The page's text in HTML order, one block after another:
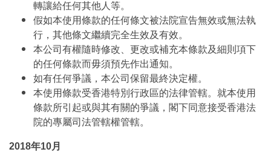
轉讓給任何其他人等。
假如本使用條款的任何條文被法院宣告無效或無法執
行，其他條文繼續完全生效及有效。
本公司有權隨時修改、更改或補充本條款及細則項下
的任何條款而毋須預先作出通知。
如有任何爭議，本公司保留最終決定權。
本使用條款受香港特別行政區的法律管轄。就本使用
條款所引起或與其有關的爭議，閣下同意接受香港法
院的專屬司法管轄權管轄。
2018年10月